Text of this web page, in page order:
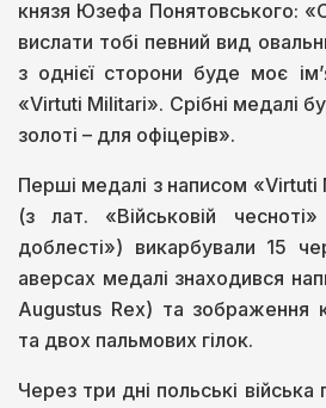
князя Юзефа Понятовського:
вислати тобі певний вид
з однієї сторони буде моє
«Virtuti Militari». Срібні медалі
золоті – для офіцерів».
Перші медалі з написом
(з лат. «Військовій
доблесті») викарбували 15
аверсах медалі знаходився
Augustus Rex) та зображення
та двох пальмових гілок.
Через три дні польські